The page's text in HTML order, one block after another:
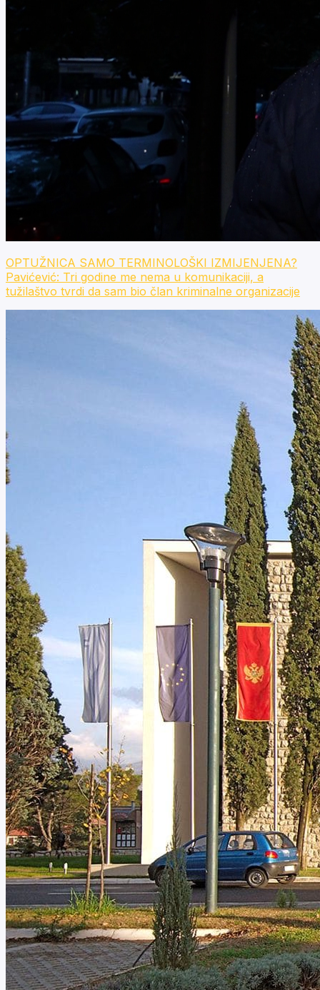
OPTUŽNICA SAMO TERMINOLOŠKI IZMIJENJENA?
Pavićević: Tri godine me nema u komunikaciji, a
tužilaštvo tvrdi da sam bio član kriminalne organizacije